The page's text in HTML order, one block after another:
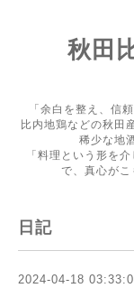
秋田
「余白を整え、信
比内地鶏などの秋田
稀少な地
「料理という形を
で、真心がこ
日記
2024-04-18